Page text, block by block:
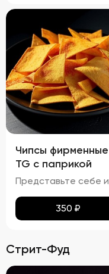
Чипсы фирменные
TG с паприкой
350 ₽
Стрит-Фуд